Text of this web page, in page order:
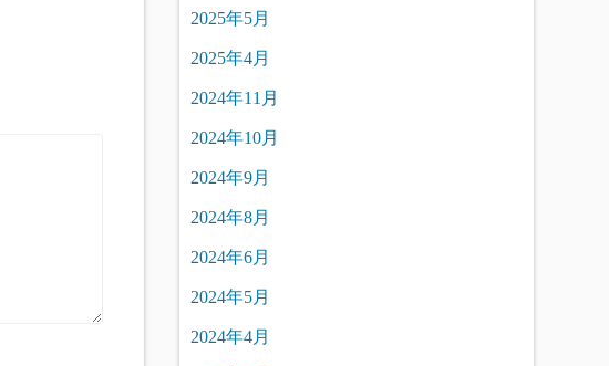
2025年5月
2025年4月
2024年11月
2024年10月
2024年9月
2024年8月
2024年6月
2024年5月
2024年4月